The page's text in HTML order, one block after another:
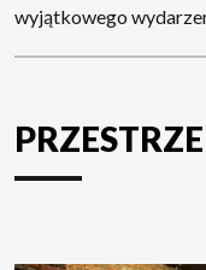
wyjątkowego